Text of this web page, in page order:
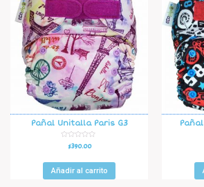
Pañal Unitalla Paris G3
o
r
a
d
$390.00
Añadir al carrito